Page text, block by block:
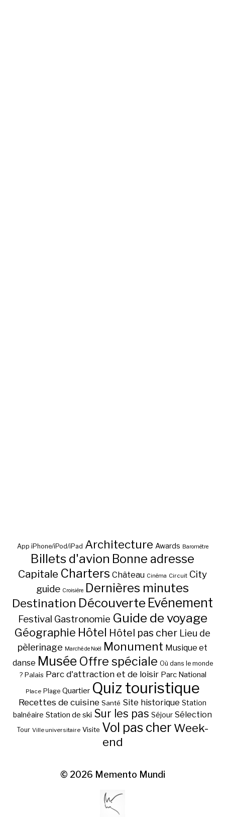
App iPhone/iPod/iPad Architecture Awards Baromètre
Billets d'avion Bonne adresse
Capitale Charters Château Cinéma Circuit City
guide Croisière Dernières minutes
Destination Découverte Evénement
Festival Gastronomie Guide de voyage
Géographie Hôtel Hôtel pas cher Lieu de
pèlerinage Marché de Noël Monument Musique et
danse Musée Offre spéciale Où dans le monde
? Palais Parc d'attraction et de loisir Parc National
Place Plage Quartier Quiz touristique
Recettes de cuisine Santé Site historique Station
balnéaire Station de ski Sur les pas Séjour Sélection
Tour Ville universitaire Visite Vol pas cher Week-
end
© 2026 Memento Mundi